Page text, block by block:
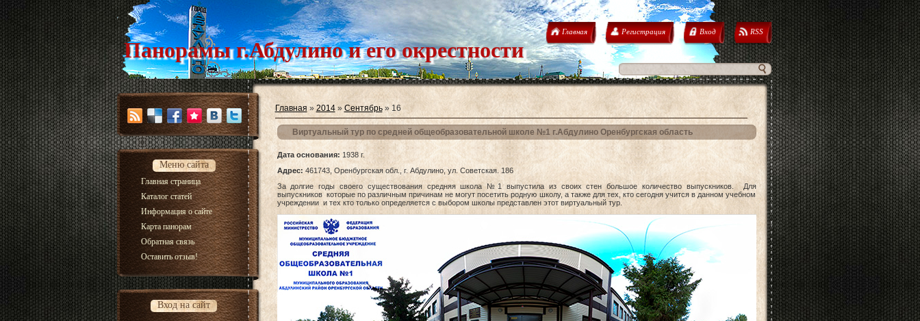
Панорамы г.Абдулино и его окрестности
Главная Регистрация Вход RSS
Меню сайта
Главная страница
Каталог статей
Информация о сайте
Карта панорам
Обратная связь
Оставить отзыв!
Вход на сайт
Главная » 2014 » Сентябрь » 16
Виртуальный тур по средней общеобразовательной школе №1 г.Абдулино Оренбургская область
Дата основания: 1938 г.
Адрес: 461743, Оренбургская обл., г. Абдулино, ул. Советская. 186
За долгие годы своего существования средняя школа №1 выпустила из своих стен большое количество выпускников. Для
выпускников которые по различным причинам не могут посетить родную школу, а также для тех, кто сегодня учится в данном учебном
учреждении и тех кто только определяется с выбором школы представлен этот виртуальный тур.